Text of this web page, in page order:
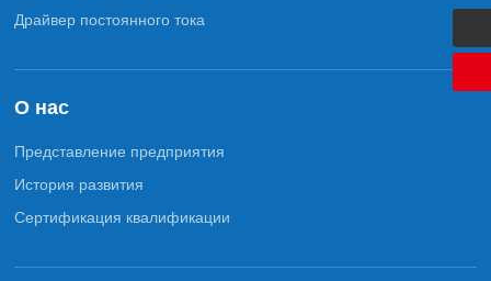
Драйвер постоянного тока
О нас
Представление предприятия
История развития
Сертификация квалификации